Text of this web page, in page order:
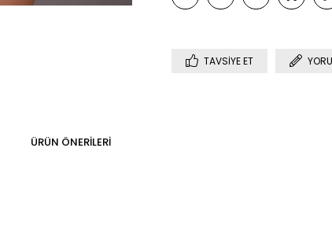
TAVSIYE ET
ÜRÜN ÖNERILERI